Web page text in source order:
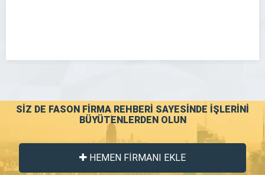
SİZ DE FASON FİRMA REHBERİ SAYESİNDE İŞLERİNİ
BÜYÜTENLERDEN OLUN
HEMEN FİRMANI EKLE